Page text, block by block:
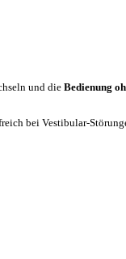
und dieBedienung
bei Vestibular-